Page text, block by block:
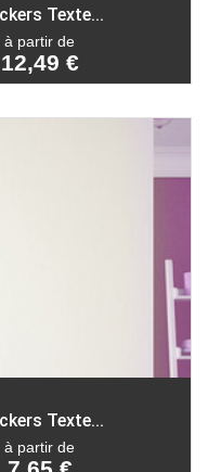
Texte...
à partir de
12,49 €
Texte...
à partir de